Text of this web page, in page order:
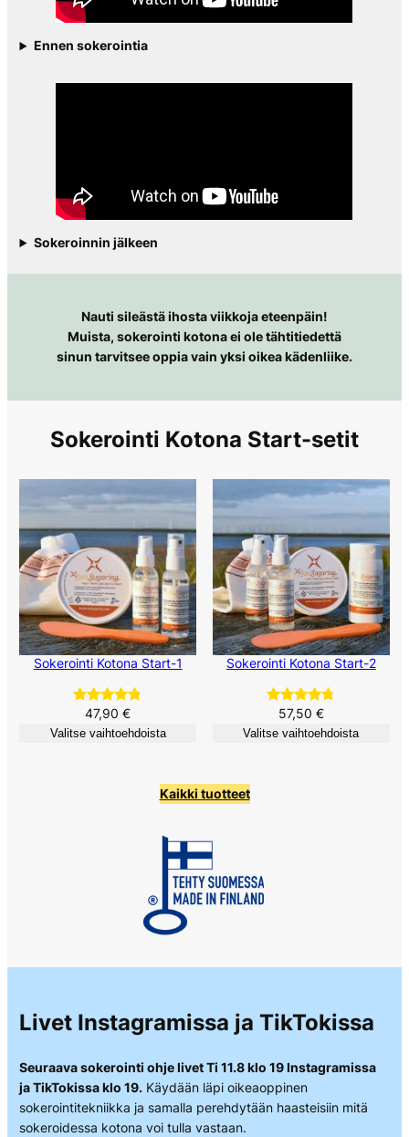
Ennen sokerointia
Sokeroinnin jälkeen
Nauti sileästä ihosta viikkoja eteenpäin!
Muista, sokerointi kotona ei ole tähtitiedettä
sinun tarvitsee oppia vain yksi oikea kädenliike.
Sokerointi Kotona Start-setit
Sokerointi Kotona Start-1
Arvio4.75
5:stä
19147,90€
Valitse vaihtoehdoista
Sokerointi Kotona Start-2
Arvio4.74
5:stä
27357,50 €
Valitse vaihtoehdoista
Kaikki tuotteet
Livet Instagramissa ja TikTokissa
Seuraava sokerointi ohje livet Ti 11.8 klo 19 Instagramissa
ja TikTokissa klo 19. Käydään läpi oikeaoppinen
sokerointitekniikka ja samalla perehdytään haasteisiin mitä
sokeroidessa kotona voi tulla vastaan.